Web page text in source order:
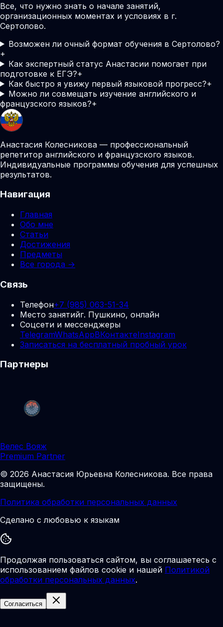
Все, что нужно знать о начале занятий,
организационных моментах и условиях в г.
Сертолово.
Возможен ли очный формат обучения в Сертолово?
+
Как экспертный статус Анастасии помогает при
подготовке к ЕГЭ?+
Как быстро я увижу первый языковой прогресс?+
Можно ли совмещать изучение английского и
французского языков?+
Анастасия Колесникова — профессиональный
репетитор английского и французского языков.
Индивидуальные программы обучения для успешных
результатов.
Навигация
Главная
Обо мне
Статьи
Достижения
Предметы
Все города →
Связь
Телефон+7 (985) 063-51-34
Место занятийг. Пушкино, онлайн
Соцсети и мессенджеры
TelegramWhatsAppВКонтактеInstagram
Записаться на бесплатный пробный урок
Партнеры
Велес Вояж
Premium Partner
© 2026 Анастасия Юрьевна Колесникова. Все права
защищены.
Политика обработки персональных данных
Сделано с любовью к языкам
Продолжая пользоваться сайтом, вы соглашаетесь с
использованием файлов cookie и нашей Политикой
обработки персональных данных.
Согласиться